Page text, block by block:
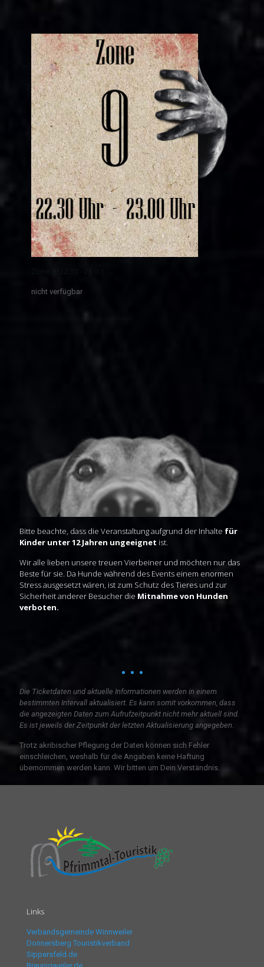
Zone 9 (22.30 - 23.00)
nicht verfügbar
Bitte beachte, dass die Veranstaltung aufgrund der Inhalte für
Kinder unter 12 Jahren ungeeignet ist.
Wir alle lieben unsere treuen Vierbeiner und möchten nur das
Beste für sie. Da Hunde während des Events einem enormen
Stress ausgesetzt wären, ist zum Schutz des Tieres und zur
Sicherheit anderer Besucher die Mitnahme von Hunden
verboten.
Die Ticketdaten und aktuelle Informationen werden in einem
bestimmten Intervall aktualisiert. Es kann somit vorkommen, dass
die angezeigten Daten zum Aufrufzeitpunkt nicht mehr aktuell sind.
Es ist jeweils der Zeitpunkt der letzten Aktualisierung angegeben.
Trotz akribischer Pflegung der Daten können sich Fehler
einschleichen, weshalb für die Angaben keine Haftung
übernommen werden kann. Wir bitten um Dein Verständnis.
Links
Verbandsgemeinde Winnweiler
Donnersberg Touristikverband
Sippersfeld.de